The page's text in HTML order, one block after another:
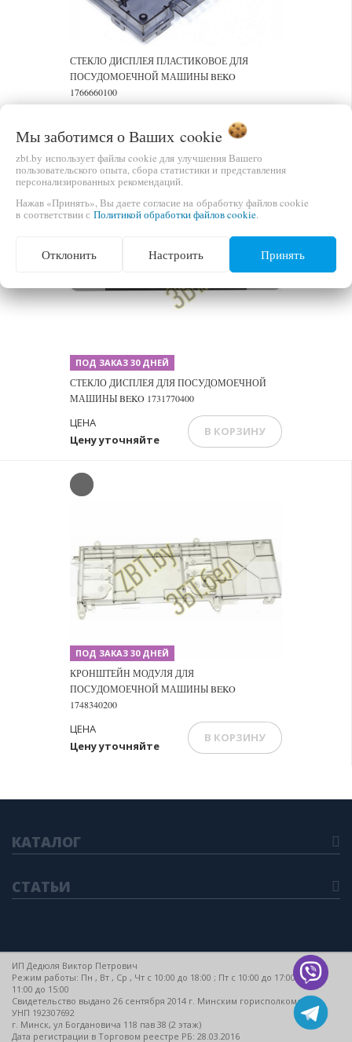
СТЕКЛО ДИСПЛЕЯ ПЛАСТИКОВОЕ ДЛЯ
ПОСУДОМОЕЧНОЙ МАШИНЫ BEKO
1766660100
40,00 бел.руб.
В КОРЗИНУ
Previous Next
ПОД ЗАКАЗ 30 ДНЕЙ
СТЕКЛО ДИСПЛЕЯ ДЛЯ ПОСУДОМОЕЧНОЙ
МАШИНЫ BEKO 1731770400
Цену уточняйте
ЦЕНА
В КОРЗИНУ
Previous Next
ПОД ЗАКАЗ 30 ДНЕЙ
КРОНШТЕЙН МОДУЛЯ ДЛЯ
ПОСУДОМОЕЧНОЙ МАШИНЫ BEKO
1748340200
Цену уточняйте
ЦЕНА
В КОРЗИНУ
КАТАЛОГ
СТАТЬИ
ИП Дедюля Виктор Петрович
Режим работы: Пн , Вт , Ср , Чт c 10:00 до 18:00 ; Пт c 10:00 до 17:00 ; Сб c
11:00 до 15:00
Свидетельство выдано 26 сентября 2014 г. Минским горисполкомом
УНП 192307692
г. Минск, ул Богдановича 118 пав 38 (2 этаж)
Дата регистрации в Торговом реестре РБ: 28.03.2016
Мы заботимся о Ваших cookie
zbt.by использует файлы cookie для улучшения Вашего
пользовательского опыта, сбора статистики и представления
персонализированных рекомендаций.
Нажав «Принять», Вы даете согласие на обработку файлов cookie
в соответствии с Политикой обработки файлов cookie.
Отклонить Настроить Принять